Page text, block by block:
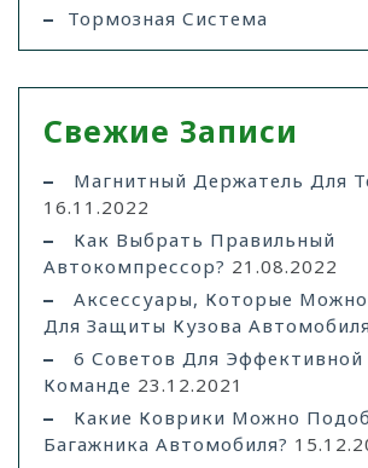
Тормозная Система
Свежие Записи
Магнитный Держатель Для
16.11.2022
Как Выбрать Правильный
Автокомпрессор? 21.08.2022
Аксессуары, Которые
Для Защиты Кузова Автомобиля
6 Советов Для Эффективной
Команде 23.12.2021
Какие Коврики Можно
Багажника Автомобиля?